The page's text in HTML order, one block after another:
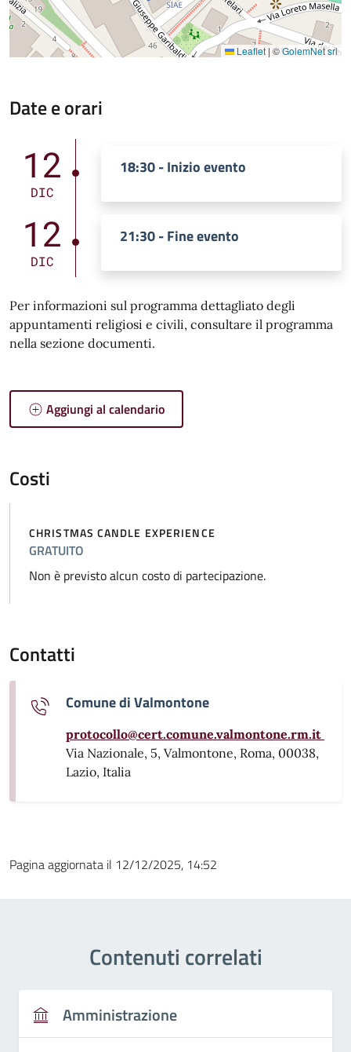
Leaflet | ©GolemNet srl
Date e orari
12
DIC
18:30 - Inizio evento
12
DIC
21:30 - Fine evento
Per informazioni sul programma dettagliato degli
appuntamenti religiosi e civili, consultare il programma
nella sezione documenti.
Aggiungi al calendario
Costi
CHRISTMAS CANDLE EXPERIENCE
GRATUITO
Non è previsto alcun costo di partecipazione.
Contatti
Comune di Valmontone
protocollo@cert.comune.valmontone.rm.it
Via Nazionale, 5, Valmontone, Roma, 00038,
Lazio, Italia
Pagina aggiornata il 12/12/2025, 14:52
Contenuti correlati
Amministrazione